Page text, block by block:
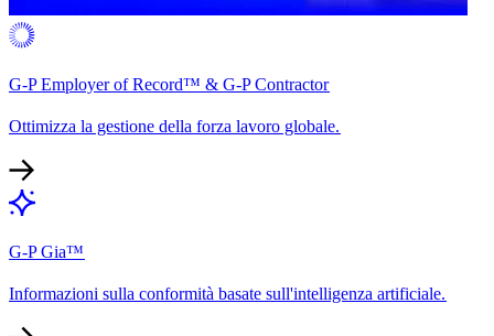
G-P Employer of Record™ & G-P Contractor​​
Ottimizza la gestione della forza lavoro globale.​​
G-P Gia™​​
Informazioni sulla conformità basate sull'intelligenza artificiale.​​